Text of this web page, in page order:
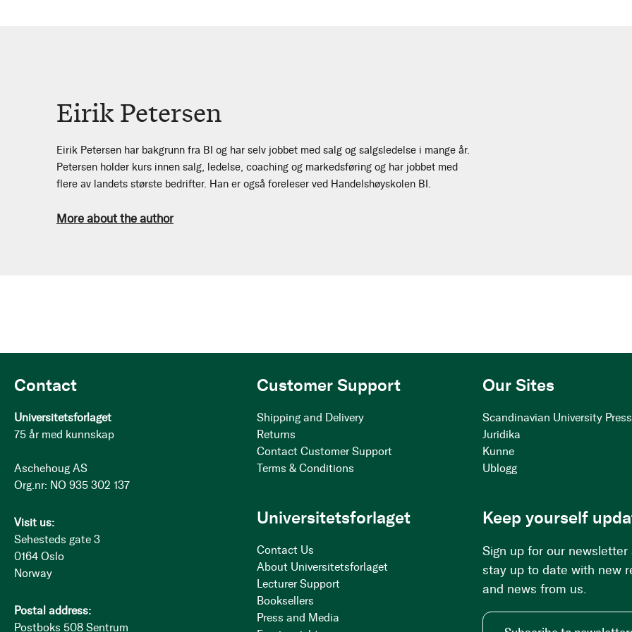
Eirik Petersen
Eirik Petersen har bakgrunn fra BI og har selv jobbet med salg og salgsledelse i mange år.
Petersen holder kurs innen salg, ledelse, coaching og markedsføring og har jobbet med
flere av landets største bedrifter. Han er også foreleser ved Handelshøyskolen BI.
More about the author
Contact
Universitetsforlaget
75 år med kunnskap
Aschehoug AS
Org.nr: NO 935 302 137
Visit us:
Sehesteds gate 3
0164 Oslo
Norway
Postal address:
Postboks 508 Sentrum
Customer Support
Shipping and Delivery
Returns
Contact Customer Support
Terms & Conditions
Our Sites
Scandinavian University Press
Juridika
Kunne
Ublogg
Universitetsforlaget
Contact Us
About Universitetsforlaget
Lecturer Support
Booksellers
Press and Media
Keep yourself
Sign up for our newsletter
stay up to date with new
and news from us.